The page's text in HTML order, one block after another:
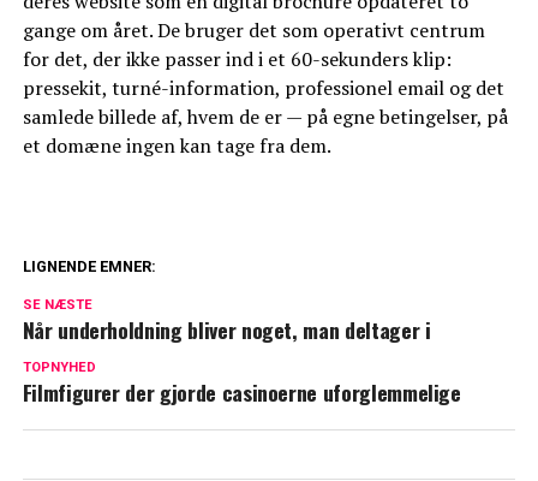
gange om året. De bruger det som operativt centrum
for det, der ikke passer ind i et 60-sekunders klip:
pressekit, turné-information, professionel email og det
samlede billede af, hvem de er — på egne betingelser, på
et domæne ingen kan tage fra dem.
Tendenser inden for live casino
hverdagen!
LIGNENDE EMNER:
SE NÆSTE
Når underholdning bliver noget, man deltager i
TOPNYHED
Filmfigurer der gjorde casinoerne uforglemmelige